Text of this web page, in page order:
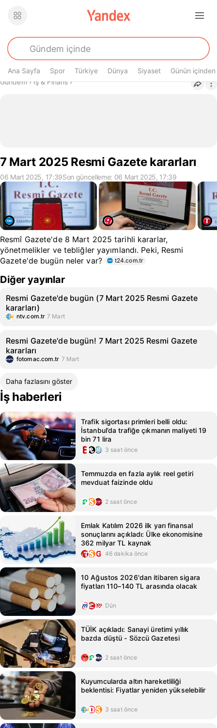
Ana Sayfa Spor Türkiye Dünya Siyaset Günün içinden
Buradasın
Gündem› İş & Finans›
7 Mart 2025 Resmi Gazete kararları
06 Mart 2025, 17:39Son güncelleme: 06 Mart 2025, 17:39
Resmî Gazete'de 8 Mart 2025 tarihli kararlar,
yönetmelikler ve tebliğler yayımlandı. Peki, Resmi
Gazete'de bugün neler var?
t24.com.tr
Diğer yayınlar
Resmi Gazete'de bugün (7 Mart 2025 Resmi Gazete
kararları)
ntv.com.tr 7 Mart
Resmi Gazete'de bugün! 7 Mart 2025 Resmi Gazete
kararları
fotomac.com.tr 7 Mart
Daha fazlasını göster
İş haberleri
Trafik sigortası primleri belli oldu:
İstanbul’da trafiğe çıkmanın maliyeti 19
bin 71 lira
3 saat önce
Temmuzda en fazla aylık reel getiri
mevduat faizinde oldu
2 saat önce
Emlak Katılım 2026 ilk yarı finansal
sonuçlarını açıkladı: Ülke ekonomisine
362 milyar TL kaynak
46 dakika önce
10 Ağustos 2026'dan itibaren sigara
fiyatları 110–140 TL arasında olacak
Dün
TÜİK açıkladı: Sanayi üretimi yıllık
bazda düştü - Sözcü Gazetesi
2 saat önce
Kuyumcularda altın hareketliliği
beklentisi: Fiyatlar yeniden yükselebilir
3 saat önce